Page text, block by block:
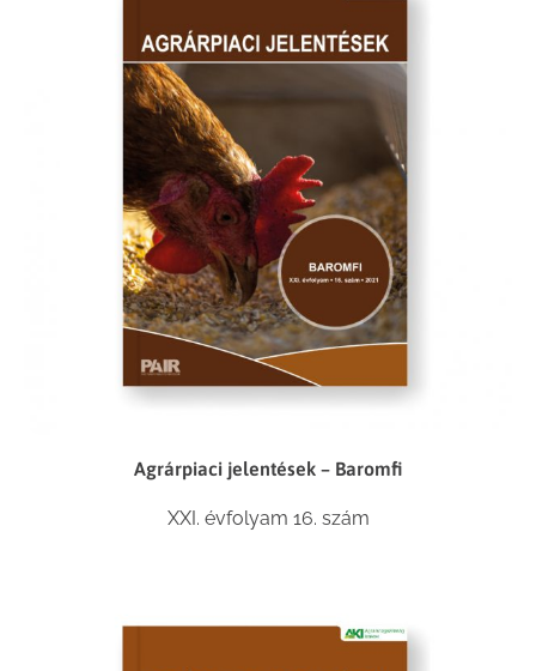
Agrárpiaci jelentések – Baromfi
XXI. évfolyam 16. szám